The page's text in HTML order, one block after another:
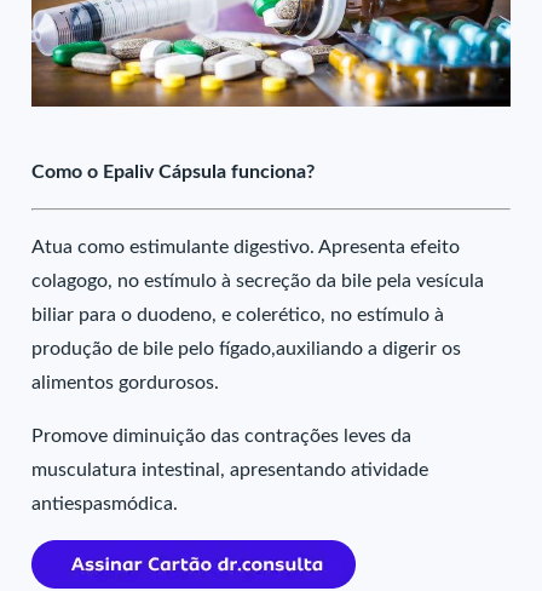
Como o Epaliv Cápsula funciona?
Atua como estimulante digestivo. Apresenta efeito
colagogo, no estímulo à secreção da bile pela vesícula
biliar para o duodeno, e colerético, no estímulo à
produção de bile pelo fígado,auxiliando a digerir os
alimentos gordurosos.
Promove diminuição das contrações leves da
musculatura intestinal, apresentando atividade
antiespasmódica.